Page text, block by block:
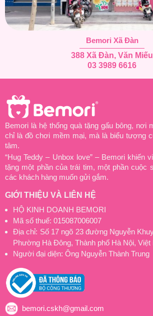
Bemori Xã Đàn
388 Xã Đàn, Văn Miếu
03 3989 6616
Bemori là hệ thống quà tặng gấu bông, nơi
chỉ là đồ chơi mềm mại, mà là biểu tượng
tâm.
“Hug Teddy – Unbox love” – Bemori khiến
tặng một phần của trái tim, một phần cuộc
các khách hàng muốn gửi gắm.
GIỚI THIỆU VÀ LIÊN HỆ
HỘ KINH DOANH BEMORI
Mã số thuế: 015087006007
Địa chỉ: Số 17 ngõ 23 đường Nguyễn
Phường Hà Đông, Thành phố Hà Nội, Việt
Người đại diện: Ông Nguyễn Thành Trung
bemori.cskh@gmail.com